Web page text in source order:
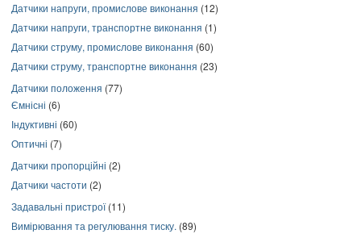
Датчики напруги, промислове виконання (12)
Датчики напруги, транспортне виконання (1)
Датчики струму, промислове виконання (60)
Датчики струму, транспортне виконання (23)
Датчики положення (77)
Ємнісні (6)
Індуктивні (60)
Оптичні (7)
Датчики пропорційні (2)
Датчики частоти (2)
Задавальні пристрої(11)
Вимірювання та регулювання тиску. (89)